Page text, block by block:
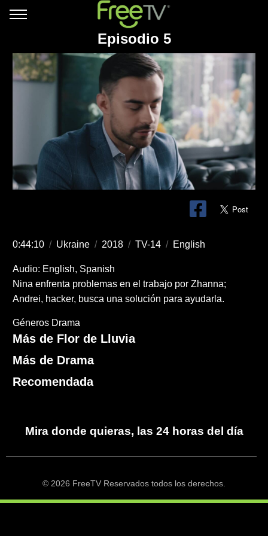
Episodio 5
0:44:10 / Ukraine / 2018 / TV-14 / English
Audio: English, Spanish
Nina enfrenta problemas en el trabajo por Zhanna;
Andrei, hacker, busca una solución para ayudarla.
Géneros Drama
Más de Flor de Lluvia
Más de Drama
Recomendada
Mira donde quieras, las 24 horas del día
© 2026 FreeTV Reservados todos los derechos.